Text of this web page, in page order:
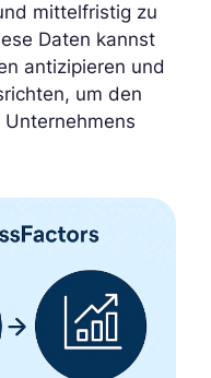
mittelfristig zu
Daten kannst
antizipieren und
um den